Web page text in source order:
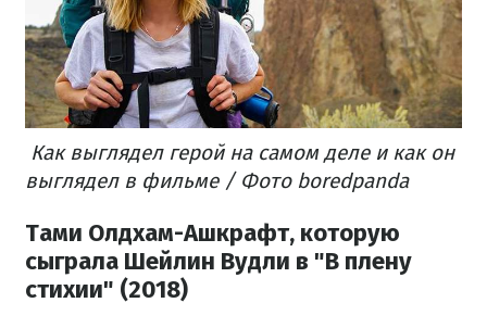
Как выглядел герой на самом деле и как он
выглядел в фильме / Фото boredpanda
Тами Олдхам-Ашкрафт, которую
сыграла Шейлин Вудли в "В плену
стихии" (2018)